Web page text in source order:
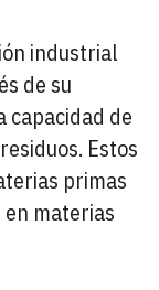
industrial
de su
capacidad de
Estos
primas
materias